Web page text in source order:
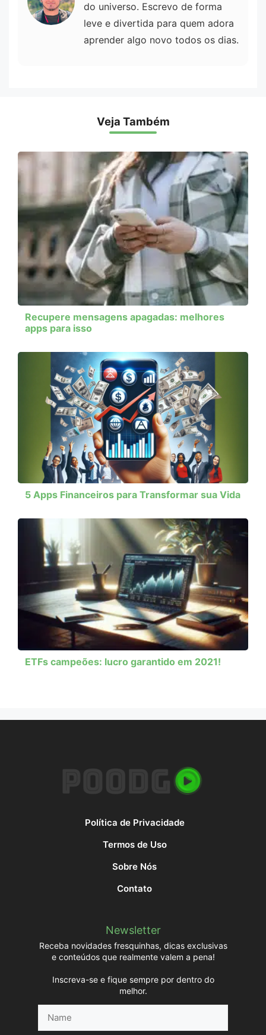
do universo. Escrevo de forma
leve e divertida para quem adora
aprender algo novo todos os dias.
Veja Também
Recupere mensagens apagadas: melhores
apps para isso
5 Apps Financeiros para Transformar sua Vida
ETFs campeões: lucro garantido em 2021!
Política de Privacidade
Termos de Uso
Sobre Nós
Contato
Newsletter
Receba novidades fresquinhas, dicas exclusivas
e conteúdos que realmente valem a pena!
Inscreva-se e fique sempre por dentro do
melhor.